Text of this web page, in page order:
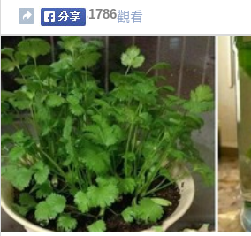
1786觀看